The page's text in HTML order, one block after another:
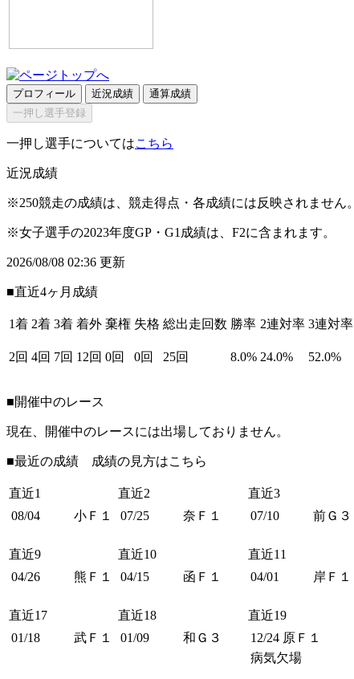
プロフィール 近況成績
通算成績
一押し選手登録
一押し選手についてはこちら
近況成績
※250競走の成績は、競走得点・各成績には反映されません。
※女子選手の2023年度GP・G1成績は、F2に含まれます。
2026/08/08 02:36 更新
■直近4ヶ月成績
1着 2着 3着 着外 棄権 失格 総出走回数 勝率 2連対率 3連対率
2回 4回 7回 12回 0回 0回 25回 8.0% 24.0% 52.0%
■開催中のレース
現在、開催中のレースには出場しておりません。
■最近の成績 成績の見方はこちら
直近1 直近2 直近3
08/04
小Ｆ１ 07/25 奈Ｆ１ 07/10 前Ｇ３
直近9 直近10 直近11
04/26
熊Ｆ１ 04/15 函Ｆ１ 04/01 岸Ｆ１
直近17 直近18 直近19
01/18
武Ｆ１ 01/09 和Ｇ３ 12/24 原Ｆ１
病気欠場